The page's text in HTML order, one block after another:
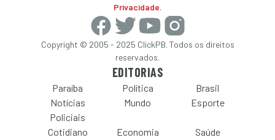
Privacidade.
Copyright © 2005 - 2025 ClickPB. Todos os direitos
reservados.
EDITORIAS
Paraíba Política
Brasil
Notícias
Policiais
Mundo Esporte
Cotidiano Economia
Saúde